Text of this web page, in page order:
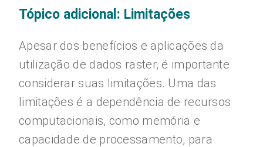
Tópico adicional: Limitações
Apesar dos benefícios e aplicações da
utilização de dados raster, é importante
considerar suas limitações. Uma das
limitações é a dependência de recursos
computacionais, como memória e
capacidade de processamento, para